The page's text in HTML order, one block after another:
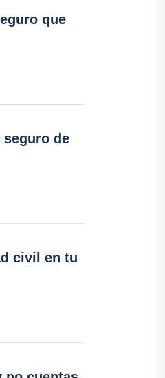
que
de
civil en tu